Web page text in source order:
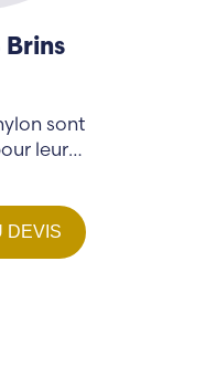
sont
leur
DEVIS